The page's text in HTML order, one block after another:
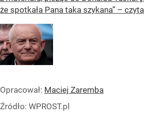
że spotkała Pana taka szykana” –
Opracował: Maciej Zaremba
Źródło: WPROST.pl